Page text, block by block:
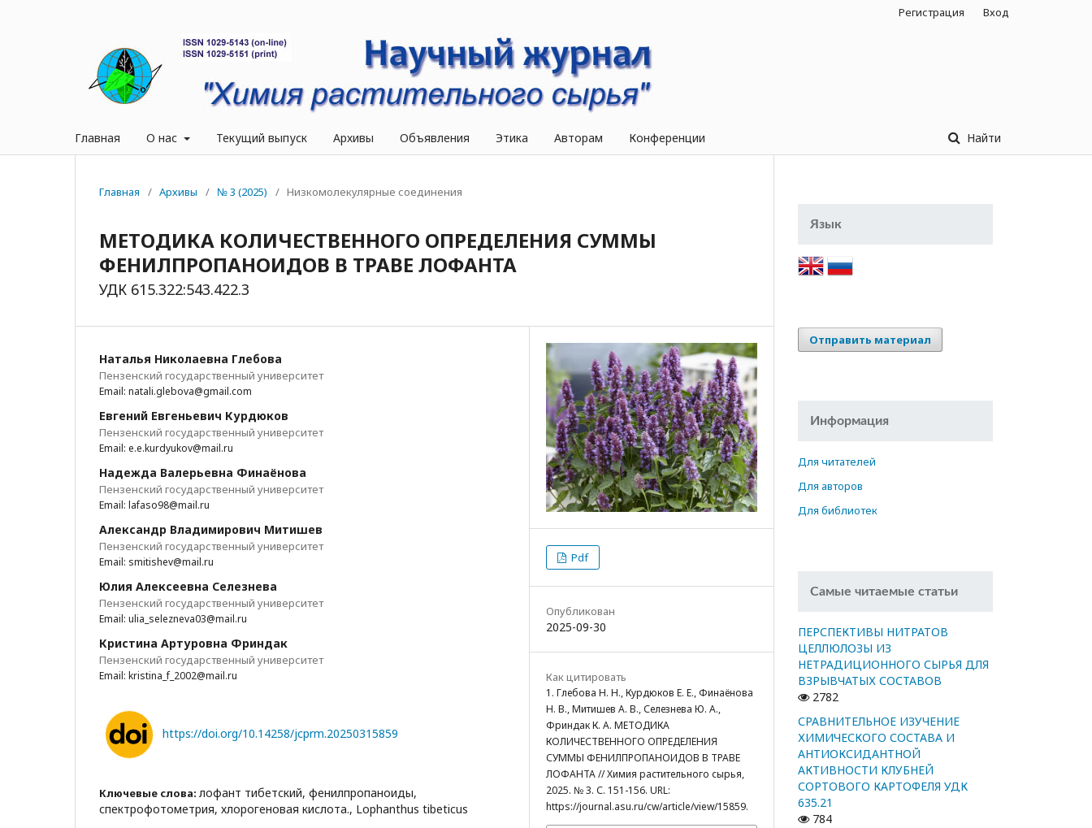
Главная О нас Текущий выпуск Архивы Объявления Этика Авторам Конференции Найти
Регистрация Вход
Главная / Архивы / № 3 (2025) / Низкомолекулярные соединения
МЕТОДИКА КОЛИЧЕСТВЕННОГО ОПРЕДЕЛЕНИЯ СУММЫ
ФЕНИЛПРОПАНОИДОВ В ТРАВЕ ЛОФАНТА
УДК 615.322:543.422.3
Наталья Николаевна Глебова
Пензенский государственный университет
Email: natali.glebova@gmail.com
Евгений Евгеньевич Курдюков
Пензенский государственный университет
Email: e.e.kurdyukov@mail.ru
Надежда Валерьевна Финаёнова
Пензенский государственный университет
Email: lafaso98@mail.ru
Александр Владимирович Митишев
Пензенский государственный университет
Email: smitishev@mail.ru
Юлия Алексеевна Селезнева
Пензенский государственный университет
Email: ulia_selezneva03@mail.ru
Кристина Артуровна Фриндак
Пензенский государственный университет
Email: kristina_f_2002@mail.ru
https://doi.org/10.14258/jcprm.20250315859
Ключевые слова: лофант тибетский, фенилпропаноиды,
спектрофотометрия, хлорогеновая кислота., Lophanthus tibeticus
Pdf
Опубликован
2025-09-30
Как цитировать
1. Глебова Н. Н., Курдюков Е. Е., Финаёнова
Н. В., Митишев А. В., Селезнева Ю. А.,
Фриндак К. А. МЕТОДИКА
КОЛИЧЕСТВЕННОГО ОПРЕДЕЛЕНИЯ
СУММЫ ФЕНИЛПРОПАНОИДОВ В ТРАВЕ
ЛОФАНТА // Химия растительного сырья,
2025. № 3. С. 151-156. URL:
https://journal.asu.ru/cw/article/view/15859.
Язык
Отправить материал
Информация
Для читателей
Для авторов
Для библиотек
Самые читаемые статьи
ПЕРСПЕКТИВЫ НИТРАТОВ
ЦЕЛЛЮЛОЗЫ ИЗ
НЕТРАДИЦИОННОГО СЫРЬЯ ДЛЯ
ВЗРЫВЧАТЫХ СОСТАВОВ
2782
СРАВНИТЕЛЬНОЕ ИЗУЧЕНИЕ
ХИМИЧЕСКОГО СОСТАВА И
АНТИОКСИДАНТНОЙ
АКТИВНОСТИ КЛУБНЕЙ
СОРТОВОГО КАРТОФЕЛЯ УДК
635.21
784